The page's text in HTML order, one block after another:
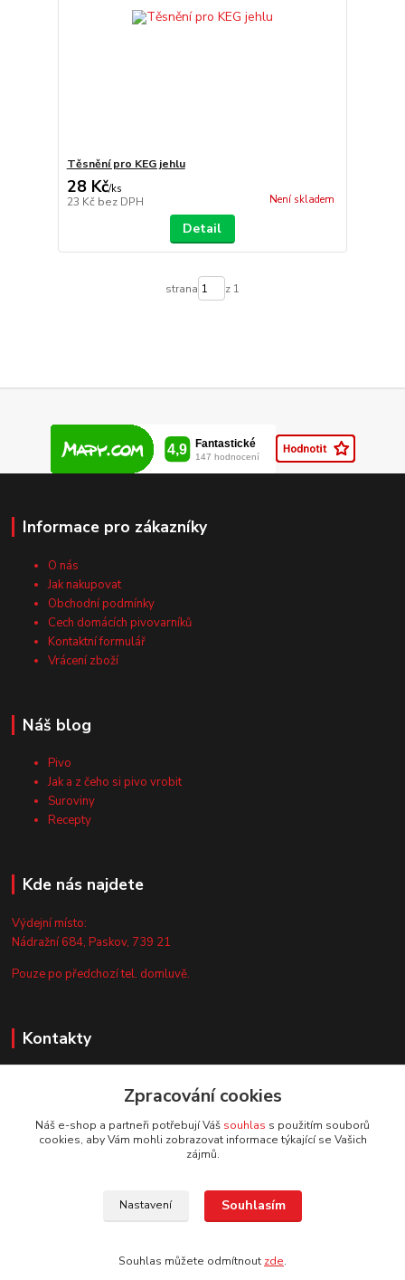
Těsnění pro KEG jehlu
28 Kč/ks
23 Kč bez DPH Není skladem
Detail
strana z 1
Informace pro zákazníky
O nás
Jak nakupovat
Obchodní podmínky
Cech domácích pivovarníků
Kontaktní formulář
Vrácení zboží
Náš blog
Pivo
Jak a z čeho si pivo vrobit
Suroviny
Recepty
Kde nás najdete
Výdejní místo:
Nádražní 684, Paskov, 739 21
Pouze po předchozí tel. domluvě.
Kontakty
+420 735 044 675
info@vyrobtesipivo.cz
Zpracování cookies
Náš e-shop a partneři potřebují Váš souhlas s použitím souborů
cookies, aby Vám mohli zobrazovat informace týkající se Vašich
zájmů.
Nastavení Souhlasím
Souhlas můžete odmítnout zde.